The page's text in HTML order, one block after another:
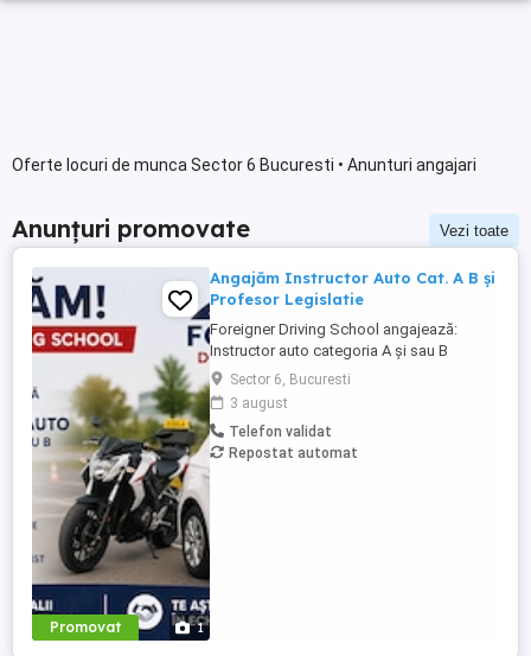
Oferte locuri de munca Sector 6 Bucuresti • Anunturi angajari
Anunțuri promovate Vezi toate
Promovat 1
Angajăm Instructor Auto Cat. A B și
Profesor Legislatie
Foreigner Driving School angajează:
Instructor auto categoria A și sau B
Profesor de legislație rutieră Cerințe:
Atestat profesional valabil Seriozitate și
responsabilitate Abilități bune de
comunicare Experiența constituie avantaj
Oferim: Program flexibil Mediu de lucru
Sector 6, Bucuresti
3 august
Telefon validat
Repostat automat